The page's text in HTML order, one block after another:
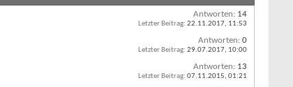
Antworten: 14
Letzter Beitrag: 22.11.2017, 11:53
Antworten: 0
Letzter Beitrag: 29.07.2017, 10:00
Antworten: 13
Letzter Beitrag: 07.11.2015, 01:21